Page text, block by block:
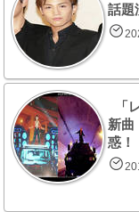
話題
「
新曲
惑！